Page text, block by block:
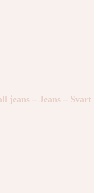
jeans – Jeans – Svart